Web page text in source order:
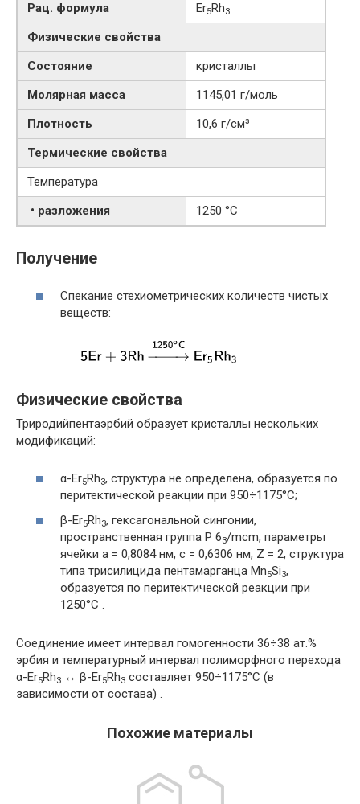
Рац. формула Er5Rh3
Физические свойства
Состояние
кристаллы
Молярная масса
1145,01 г/моль
Плотность
10,6 г/см³
Термические свойства
Температура
• разложения
1250 °C
Получение
Спекание стехиометрических количеств чистых
веществ:
Физические свойства
Триродийпентаэрбий образует кристаллы нескольких
модификаций:
α-Er5Rh3, структура не определена, образуется по
перитектической реакции при 950÷1175°С;
β-Er5Rh3, гексагональной сингонии,
пространственная группа P 63/mcm, параметры
ячейки a = 0,8084 нм, c = 0,6306 нм, Z = 2, структура
типа трисилицида пентамарганца Mn5Si3,
образуется по перитектической реакции при
1250°С .
Соединение имеет интервал гомогенности 36÷38 ат.%
эрбия и температурный интервал полиморфного перехода
α-Er5Rh3 ↔ β-Er5Rh3 составляет 950÷1175°С (в
зависимости от состава) .
Похожие материалы